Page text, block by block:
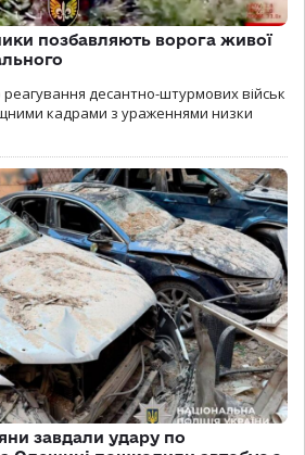
позбавляють ворога живої
реагування десантно-штурмових військ
кадрами з ураженнями низки
завдали удару по